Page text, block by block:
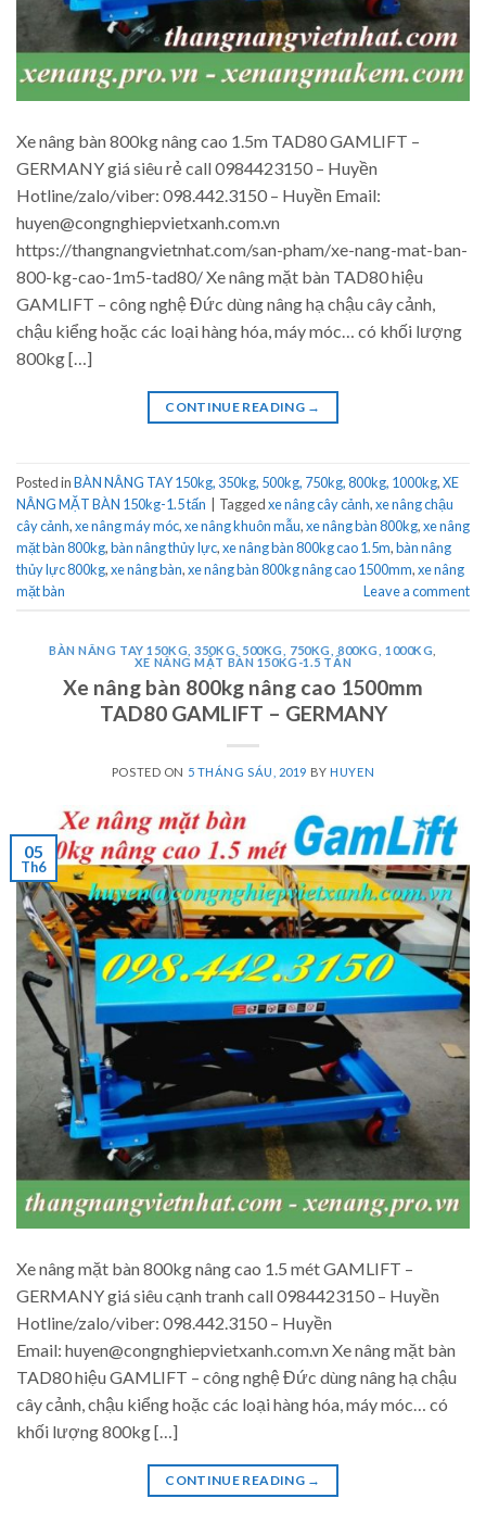
Xe nâng bàn 800kg nâng cao 1.5m TAD80 GAMLIFT –
GERMANY giá siêu rẻ call 0984423150 – Huyền
Hotline/zalo/viber: 098.442.3150 – Huyền Email:
huyen@congnghiepvietxanh.com.vn
https://thangnangvietnhat.com/san-pham/xe-nang-mat-ban-
800-kg-cao-1m5-tad80/ Xe nâng mặt bàn TAD80 hiệu
GAMLIFT – công nghệ Đức dùng nâng hạ chậu cây cảnh,
chậu kiểng hoặc các loại hàng hóa, máy móc… có khối lượng
800kg […]
CONTINUE READING →
Posted inBÀN NÂNG TAY 150kg, 350kg, 500kg, 750kg, 800kg, 1000kg,XE
NÂNG MẶT BÀN 150kg-1.5 tấn
Taggedxe nâng cây cảnh,xe nâng chậu
cây cảnh,xe nâng máy móc,xe nâng khuôn mẫu,xe nâng bàn 800kg,xe nâng
mặt bàn 800kg,bàn nâng thủy lực,xe nâng bàn 800kg cao 1.5m,bàn nâng
thủy lực 800kg,xe nâng bàn,xe nâng bàn 800kg nâng cao 1500mm,xe nâng
mặt bàn
Leave a comment
BÀN NÂNG TAY 150KG, 350KG, 500KG, 750KG, 800KG, 1000KG
XE NÂNG MẶT BÀN 150KG-1.5 TẤN
Xe nâng bàn 800kg nâng cao 1500mm
TAD80 GAMLIFT – GERMANY
POSTED ON 5 THÁNG SÁU, 2019 BYHUYEN
05
Th6
Xe nâng mặt bàn 800kg nâng cao 1.5 mét GAMLIFT –
GERMANY giá siêu cạnh tranh call 0984423150 – Huyền
Hotline/zalo/viber: 098.442.3150 – Huyền
Email: huyen@congnghiepvietxanh.com.vn Xe nâng mặt bàn
TAD80 hiệu GAMLIFT – công nghệ Đức dùng nâng hạ chậu
cây cảnh, chậu kiểng hoặc các loại hàng hóa, máy móc… có
khối lượng 800kg […]
CONTINUE READING →